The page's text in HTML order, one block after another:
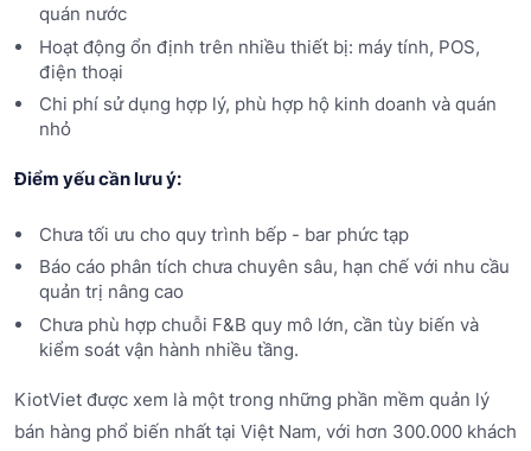
quán nước
Hoạt động ổn định trên nhiều thiết bị: máy tính, POS,
điện thoại
Chi phí sử dụng hợp lý, phù hợp hộ kinh doanh và quán
nhỏ
Điểm yếu cần lưu ý:
Chưa tối ưu cho quy trình bếp - bar phức tạp
Báo cáo phân tích chưa chuyên sâu, hạn chế với nhu cầu
quản trị nâng cao
Chưa phù hợp chuỗi F&B quy mô lớn, cần tùy biến và
kiểm soát vận hành nhiều tầng.
KiotViet được xem là một trong những phần mềm quản lý
bán hàng phổ biến nhất tại Việt Nam, với hơn 300.000 khách